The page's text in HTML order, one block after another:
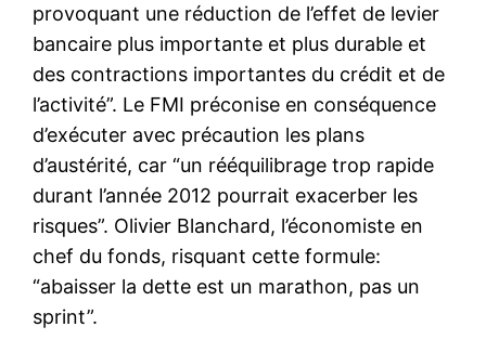
provoquant une réduction de l’effet de levier
bancaire plus importante et plus durable et
des contractions importantes du crédit et de
l’activité”. Le FMI préconise en conséquence
d’exécuter avec précaution les plans
d’austérité, car “un rééquilibrage trop rapide
durant l’année 2012 pourrait exacerber les
risques”. Olivier Blanchard, l’économiste en
chef du fonds, risquant cette formule:
“abaisser la dette est un marathon, pas un
sprint”.